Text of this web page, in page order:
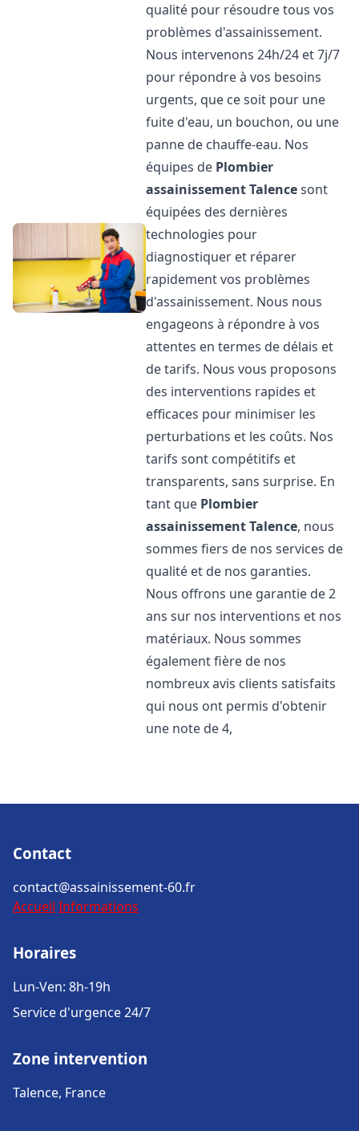
qualité pour résoudre tous vos
problèmes d'assainissement.
Nous intervenons 24h/24 et 7j/7
pour répondre à vos besoins
urgents, que ce soit pour une
fuite d'eau, un bouchon, ou une
panne de chauffe-eau. Nos
équipes de Plombier
assainissementTalencesont
équipées des dernières
technologies pour
diagnostiquer et réparer
rapidement vos problèmes
d'assainissement. Nous nous
engageons à répondre à vos
attentes en termes de délais et
de tarifs. Nous vous proposons
des interventions rapides et
efficaces pour minimiser les
perturbations et les coûts. Nos
tarifs sont compétitifs et
transparents, sans surprise. En
tant que Plombier
assainissementTalence, nous
sommes fiers de nos services de
qualité et de nos garanties.
Nous offrons une garantie de 2
ans sur nos interventions et nos
matériaux. Nous sommes
également fière de nos
nombreux avis clients satisfaits
qui nous ont permis d'obtenir
une note de 4,
Contact
contact@assainissement-60.fr
Accueil Informations
Horaires
Lun-Ven: 8h-19h
Service d'urgence 24/7
Zone intervention
Talence, France